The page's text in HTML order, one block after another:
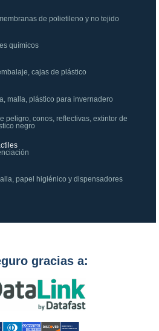
de polietileno y no tejido
químicos
cajas de plástico
malla, plástico para invernadero
peligro, conos, reflectivas, extintor de
negro
papel higiénico y dispensadores
gracias a: